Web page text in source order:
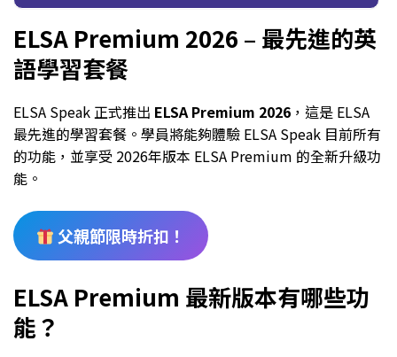
ELSA Premium 2026 – 最先進的英
語學習套餐
ELSA Speak 正式推出 ELSA Premium 2026 ，這是 ELSA
最先進的學習套餐。學員將能夠體驗 ELSA Speak 目前所有
的功能，並享受 2026年版本 ELSA Premium 的全新升級功
能。
父親節限時折扣！
ELSA Premium 最新版本有哪些功
能？